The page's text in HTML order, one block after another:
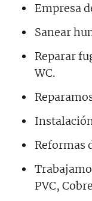
Empresa
Sanear
Reparar
WC.
Reformas
PVC,